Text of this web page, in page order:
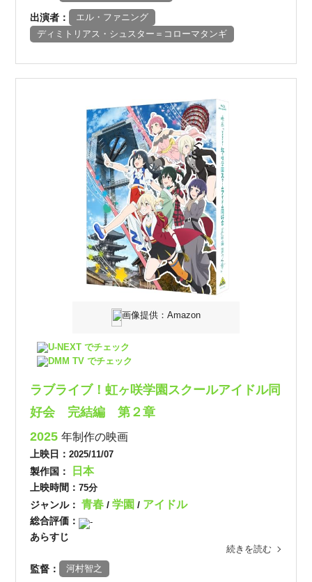
出演者：
エル・ファニング
ディミトリアス・シュスター＝コローマタンギ
画像提供：Amazon
U-NEXT でチェック
DMM TV でチェック
ラブライブ！虹ヶ咲学園スクールアイドル同
好会 完結編 第２章
2025年制作の映画
上映日：2025/11/07
製作国： 日本
上映時間：75分
ジャンル：青春/学園/ アイドル
総合評価： -
あらすじ
続きを読む
監督： 河村智之